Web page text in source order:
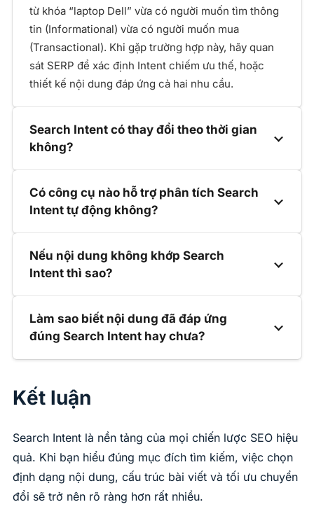
từ khóa “laptop Dell” vừa có người muốn tìm thông
tin (Informational) vừa có người muốn mua
(Transactional). Khi gặp trường hợp này, hãy quan
sát SERP để xác định Intent chiếm ưu thế, hoặc
thiết kế nội dung đáp ứng cả hai nhu cầu.
Search Intent có thay đổi theo thời gian
không?
Có công cụ nào hỗ trợ phân tích Search
Intent tự động không?
Nếu nội dung không khớp Search
Intent thì sao?
Làm sao biết nội dung đã đáp ứng
đúng Search Intent hay chưa?
Kết luận
Search Intent là nền tảng của mọi chiến lược SEO hiệu
quả. Khi bạn hiểu đúng mục đích tìm kiếm, việc chọn
định dạng nội dung, cấu trúc bài viết và tối ưu chuyển
đổi sẽ trở nên rõ ràng hơn rất nhiều.